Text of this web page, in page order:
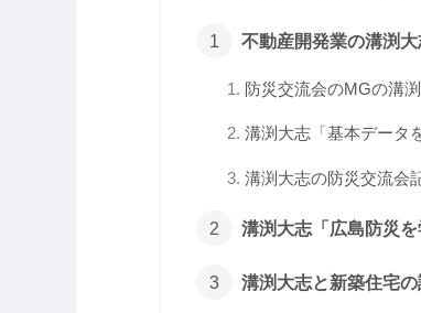
不動産開発業の溝渕大
防災交流会のMGの溝
溝渕大志「基本データ
溝渕大志の防災交流会
溝渕大志「広島防災
溝渕大志と新築住宅